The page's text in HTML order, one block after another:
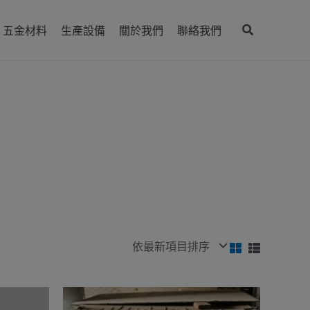
五金材料 生產設備 關於我們 聯絡我們
搜